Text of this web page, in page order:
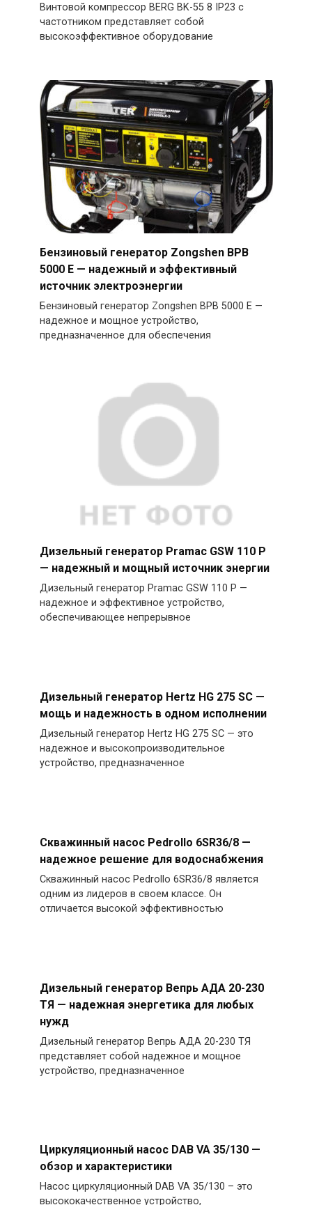
Винтовой компрессор BERG BK-55 8 IP23 с
частотником представляет собой
высокоэффективное оборудование
Бензиновый генератор Zongshen BPB
5000 E — надежный и эффективный
источник электроэнергии
Бензиновый генератор Zongshen BPB 5000 E —
надежное и мощное устройство,
предназначенное для обеспечения
Дизельный генератор Pramac GSW 110 P
— надежный и мощный источник энергии
Дизельный генератор Pramac GSW 110 P —
надежное и эффективное устройство,
обеспечивающее непрерывное
Дизельный генератор Hertz HG 275 SC —
мощь и надежность в одном исполнении
Дизельный генератор Hertz HG 275 SC — это
надежное и высокопроизводительное
устройство, предназначенное
Скважинный насос Pedrollo 6SR36/8 —
надежное решение для водоснабжения
Скважинный насос Pedrollo 6SR36/8 является
одним из лидеров в своем классе. Он
отличается высокой эффективностью
Дизельный генератор Вепрь АДА 20-230
ТЯ — надежная энергетика для любых
нужд
Дизельный генератор Вепрь АДА 20-230 ТЯ
представляет собой надежное и мощное
устройство, предназначенное
Циркуляционный насос DAB VA 35/130 —
обзор и характеристики
Насос циркуляционный DAB VA 35/130 – это
высококачественное устройство,